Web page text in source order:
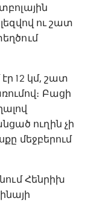
ու շատ
12 կմ, շատ
Բացի
ուղին չի
մեջբերում
Հենրիխ